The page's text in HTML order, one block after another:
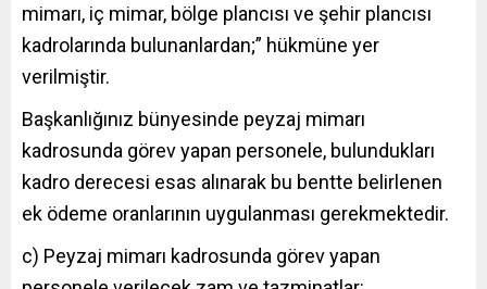
mimarı, iç mimar, bölge plancısı ve şehir plancısı
kadrolarında bulunanlardan;” hükmüne yer
verilmiştir.
Başkanlığınız bünyesinde peyzaj mimarı
kadrosunda görev yapan personele, bulundukları
kadro derecesi esas alınarak bu bentte belirlenen
ek ödeme oranlarının uygulanması gerekmektedir.
c) Peyzaj mimarı kadrosunda görev yapan